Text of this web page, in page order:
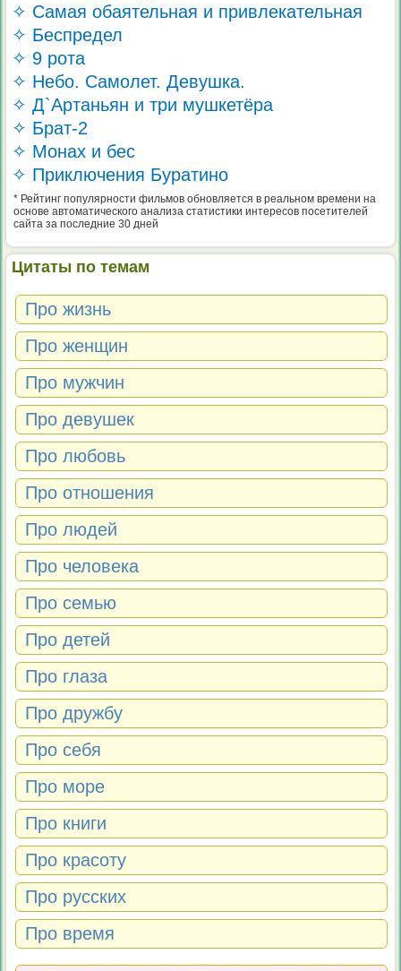
✧ Самая обаятельная и привлекательная
✧ Беспредел
✧ 9 рота
✧ Небо. Самолет. Девушка.
✧ Д`Артаньян и три мушкетёра
✧ Брат-2
✧ Монах и бес
✧ Приключения Буратино
* Рейтинг популярности фильмов обновляется в реальном времени на
основе автоматического анализа статистики интересов посетителей
сайта за последние 30 дней
Цитаты по темам
Про жизнь
Про женщин
Про мужчин
Про девушек
Про любовь
Про отношения
Про людей
Про человека
Про семью
Про детей
Про глаза
Про дружбу
Про себя
Про море
Про книги
Про красоту
Про русских
Про время